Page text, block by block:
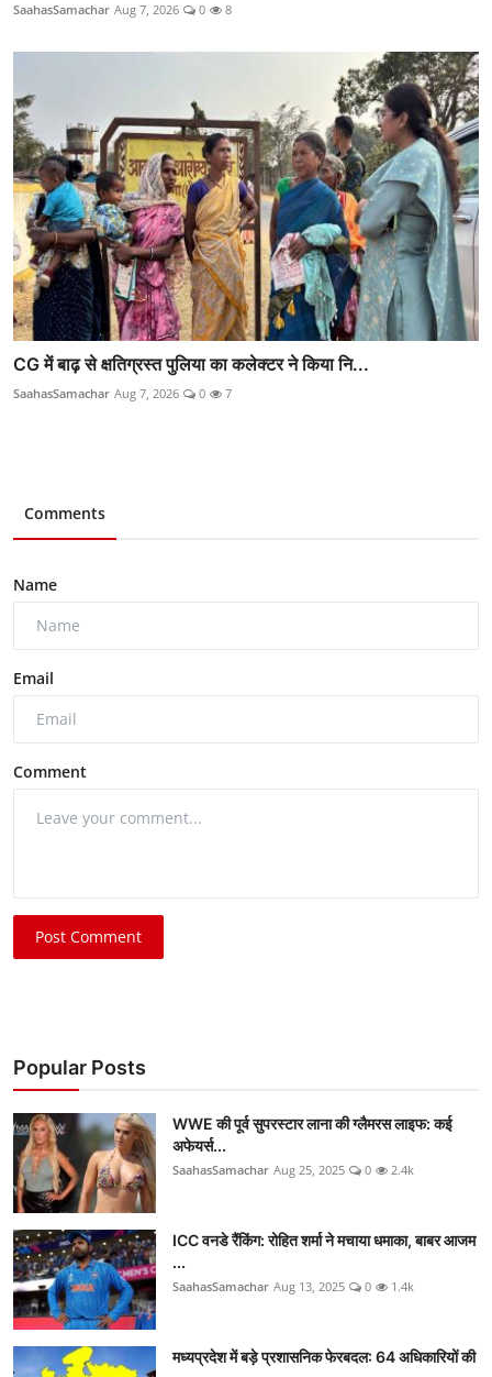
SaahasSamachar Aug 7, 2026 0 8
CG में बाढ़ से क्षतिग्रस्त पुलिया का कलेक्टर ने किया नि...
SaahasSamachar Aug 7, 2026 0 7
Comments
Name
Email
Comment
Post Comment
Popular Posts
WWE की पूर्व सुपरस्टार लाना की ग्लैमरस लाइफ: कई
अफेयर्स...
SaahasSamachar Aug 25, 2025 0 2.4k
ICC वनडे रैंकिंग: रोहित शर्मा ने मचाया धमाका, बाबर आजम
...
SaahasSamachar Aug 13, 2025 0 1.4k
मध्यप्रदेश में बड़े प्रशासनिक फेरबदल: 64 अधिकारियों की